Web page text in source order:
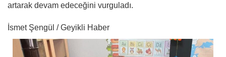
artarak devam edeceğini vurguladı.
İsmet Şengül / Geyikli Haber